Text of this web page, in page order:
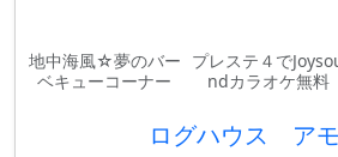
地中海風☆夢のバー
ベキューコーナー
プレステ４で
ndカラオケ無料
ログハウス ア